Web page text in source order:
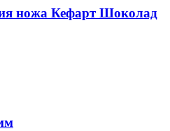
ножа Кефарт Шоколад